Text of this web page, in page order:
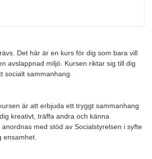
Det här är en kurs för dig som bara vill
avslappnad miljö. Kursen riktar sig till dig
socialt sammanhang.
är att erbjuda ett tryggt sammanhang
kreativt, träffa andra och känna
med stöd av Socialstyrelsen i syfte
ensamhet.